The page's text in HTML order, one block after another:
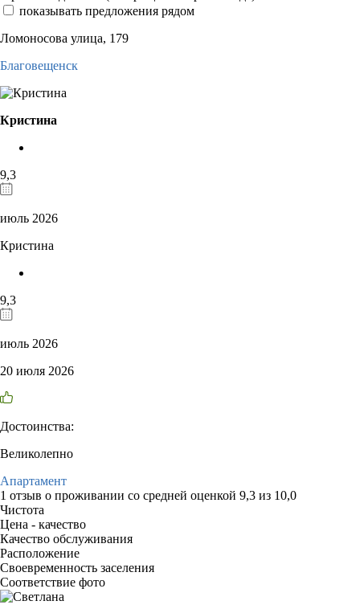
показывать предложения рядом
Ломоносова улица, 179
Благовещенск
Кристина
9,3
июль 2026
Кристина
9,3
июль 2026
20 июля 2026
Достоинства:
Великолепно
Апартамент
1 отзыв о проживании со средней оценкой 9,3 из 10,0
Чистота
Цена - качество
Качество обслуживания
Расположение
Своевременность заселения
Соответствие фото